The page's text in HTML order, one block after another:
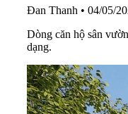
Đan Thanh • 04/05/
Dòng căn hộ sân
dạng.